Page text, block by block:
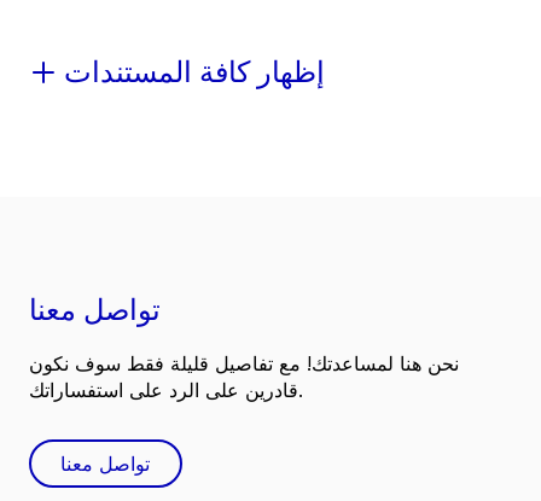
إظهار كافة المستندات
تواصل معنا
نحن هنا لمساعدتك! مع تفاصيل قليلة فقط سوف نكون
قادرين على الرد على استفساراتك.
تواصل معنا